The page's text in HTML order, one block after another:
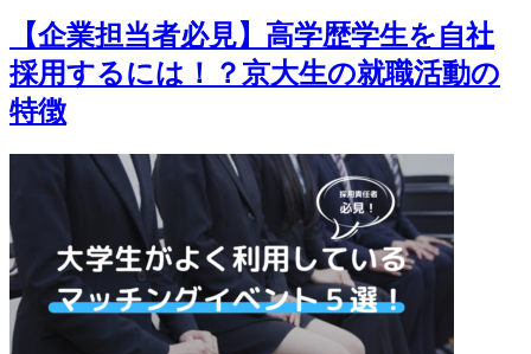
【企業担当者必見】高学歴学生を自社
採用するには！？京大生の就職活動の
特徴